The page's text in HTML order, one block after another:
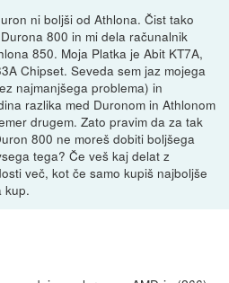
ni boljši od Athlona. Čist tako
800 in mi dela računalnik
850. Moja Platka je Abit KT7A,
Chipset. Seveda sem jaz mojega
najmanjšega problema) in
razlika med Duronom in Athlonom
drugem. Zato pravim da za tak
800 ne moreš dobiti boljšega
tega? Če veš kaj delat z
več, kot če samo kupiš najboljše
kup.